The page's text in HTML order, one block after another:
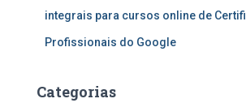
integrais para cursos online de
Profissionais do Google
Categorias